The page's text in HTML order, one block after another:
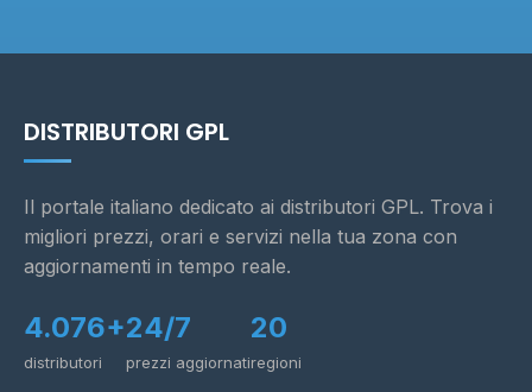
DISTRIBUTORI GPL
Il portale italiano dedicato ai distributori GPL. Trova i
migliori prezzi, orari e servizi nella tua zona con
aggiornamenti in tempo reale.
4.076+
distributori
24/7
prezzi aggiornati
20
regioni